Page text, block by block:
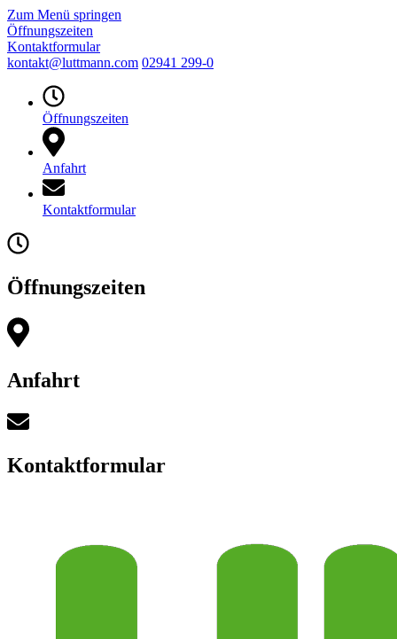
Zum Menü springen
Öffnungszeiten
Kontaktformular
kontakt@luttmann.com 02941 299-0
Öffnungszeiten
Anfahrt
Kontaktformular
Öffnungszeiten
Anfahrt
Kontaktformular